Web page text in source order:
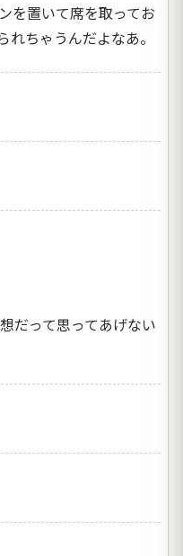
を置いて席を取ってお
ちゃうんだよなあ。
だって思ってあげない